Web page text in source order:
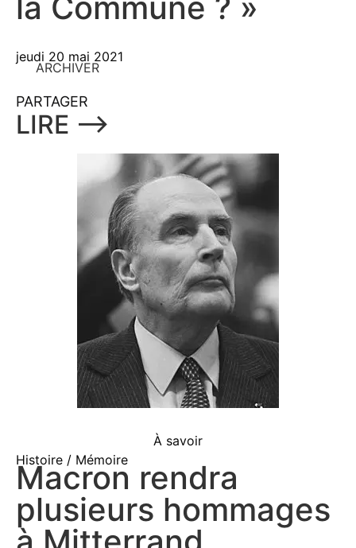
jeudi 20 mai 2021
ARCHIVER
PARTAGER
LIRE ⟶
À savoir
Histoire / Mémoire
Macron rendra
plusieurs hommages